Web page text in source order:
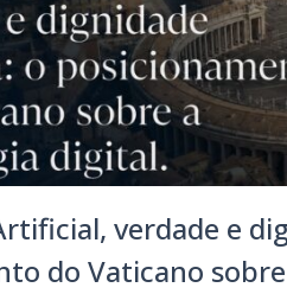
verdade e
do Vaticano